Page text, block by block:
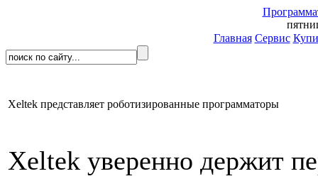
Главная Сервис
Xeltek представляет роботизированные программаторы
Xeltek уверенно держит